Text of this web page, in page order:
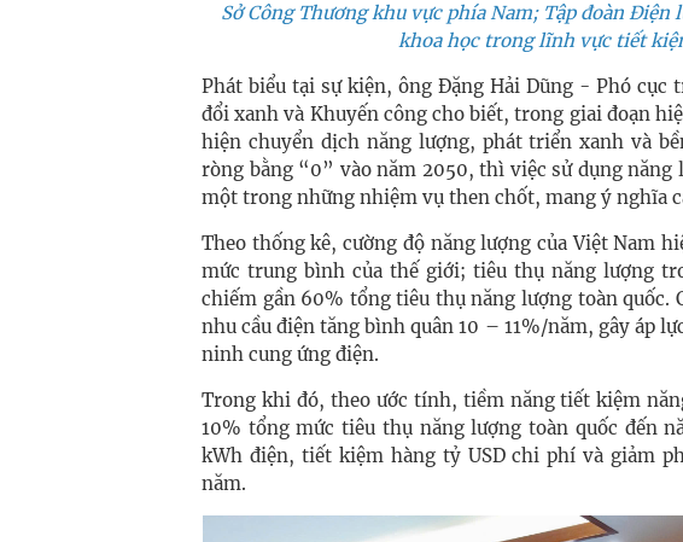
Sở Công Thương khu vực phía Nam; Tập đoàn Điện
khoa học trong lĩnh vực tiết
Phát biểu tại sự kiện, ông Đặng Hải Dũng - Phó cục
đổi xanh và Khuyến công cho biết, trong giai đoạn
hiện chuyển dịch năng lượng, phát triển xanh và
ròng bằng “0” vào năm 2050, thì việc sử dụng
một trong những nhiệm vụ then chốt, mang ý nghĩa
Theo thống kê, cường độ năng lượng của Việt Nam
mức trung bình của thế giới; tiêu thụ năng lượng
chiếm gần 60% tổng tiêu thụ năng lượng toàn quốc.
nhu cầu điện tăng bình quân 10 – 11%/năm, gây áp
ninh cung ứng điện.
Trong khi đó, theo ước tính, tiềm năng tiết kiệm
10% tổng mức tiêu thụ năng lượng toàn quốc đến
kWh điện, tiết kiệm hàng tỷ USD chi phí và giảm
năm.